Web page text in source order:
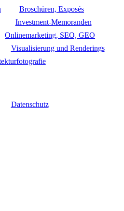
Broschüren, Exposés
Investment-Memoranden
Onlinemarketing, SEO, GEO
Visualisierung und Renderings
Datenschutz